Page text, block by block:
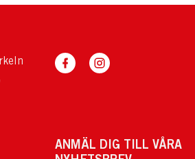
ANMÄL DIG TILL VÅRA